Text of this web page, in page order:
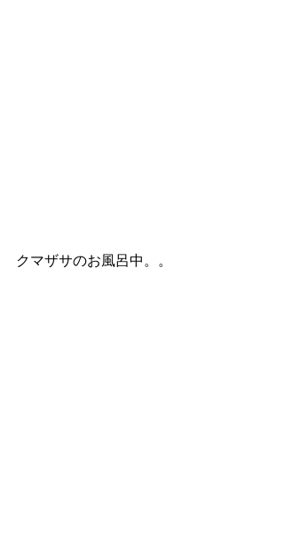
クマザサのお風呂中。。